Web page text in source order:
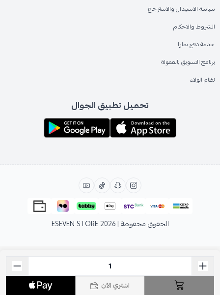
اشتري الآن
سياسة الاستبدال والاسترجاع
الشروط والاحكام
خدمة دفع تمارا
برنامج التسويق بالعمولة
نظام الولاء
تحميل تطبيق الجوال
الحقوق محفوظة | 2026 ESEVEN STORE